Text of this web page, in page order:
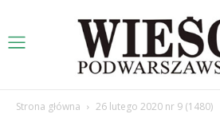
Strona główna 26 lutego 2020 nr 9 (1480)